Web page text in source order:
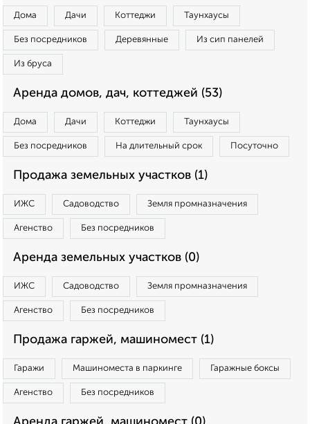
Дома Дачи Коттеджи Таунхаусы
Без посредников Деревянные Из сип панелей
Из бруса
Аренда домов, дач, коттеджей (53)
Дома Дачи Коттеджи Таунхаусы
Без посредников На длительный срок Посуточно
Продажа земельных участков (1)
ИЖС Садоводство Земля промназначения
Агенство Без посредников
Аренда земельных участков (0)
ИЖС Садоводство Земля промназначения
Агенство Без посредников
Продажа гаржей, машиномест (1)
Гаражи Машиноместа в паркинге Гаражные боксы
Агенство Без посредников